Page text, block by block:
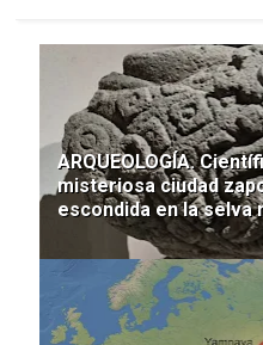
ARQUEOLOGÍA.
misteriosa ciudad
escondida en la selva